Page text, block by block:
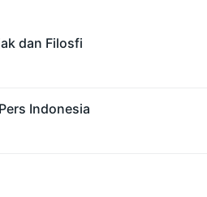
dan Filosfi
Indonesia